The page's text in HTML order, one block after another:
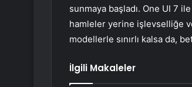
sunmaya başladı. One UI 7
hamleler yerine işlevselliğe
modellerle sınırlı kalsa da,
İlgili Makaleler